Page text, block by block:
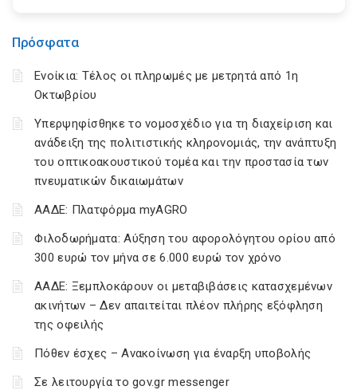
Πρόσφατα
Ενοίκια: Τέλος οι πληρωμές με μετρητά από 1η
Οκτωβρίου
Υπερψηφίσθηκε το νομοσχέδιο για τη διαχείριση και
ανάδειξη της πολιτιστικής κληρονομιάς, την ανάπτυξη
του οπτικοακουστικού τομέα και την προστασία των
πνευματικών δικαιωμάτων
ΑΑΔΕ: Πλατφόρμα myAGRO
Φιλοδωρήματα: Αύξηση του αφορολόγητου ορίου από
300 ευρώ τον μήνα σε 6.000 ευρώ τον χρόνο
ΑΑΔΕ: Ξεμπλοκάρουν οι μεταβιβάσεις κατασχεμένων
ακινήτων – Δεν απαιτείται πλέον πλήρης εξόφληση
της οφειλής
Πόθεν έσχες – Ανακοίνωση για έναρξη υποβολής
Σε λειτουργία το gov.gr messenger